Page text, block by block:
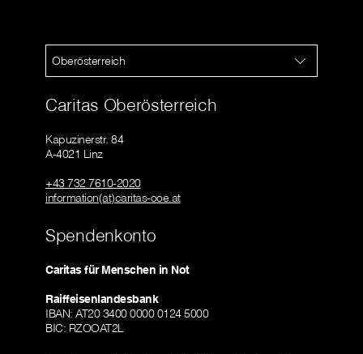
Oberösterreich
Caritas Oberösterreich
Kapuzinerstr. 84
A-4021 Linz
+43 732 7610-2020
information(at)caritas-ooe.at
Spendenkonto
Caritas für Menschen in Not
Raiffeisenlandesbank
IBAN: AT20 3400 0000 0124 5000
BIC: RZOOAT2L